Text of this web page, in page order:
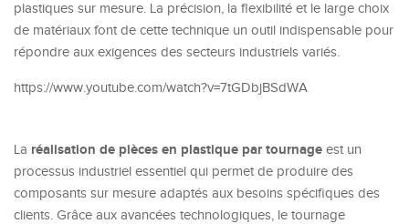
plastiques sur mesure. La précision, la flexibilité et le large choix
de matériaux font de cette technique un outil indispensable pour
répondre aux exigences des secteurs industriels variés.
https://www.youtube.com/watch?v=7tGDbjBSdWA
La réalisation de pièces en plastique par tournage est un
processus industriel essentiel qui permet de produire des
composants sur mesure adaptés aux besoins spécifiques des
clients. Grâce aux avancées technologiques, le tournage